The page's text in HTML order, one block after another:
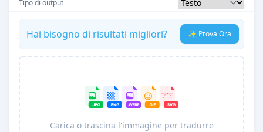
Tipo di output
Hai bisogno di risultati migliori? ✨ Prova Ora
Carica o trascina l'immagine per tradurre